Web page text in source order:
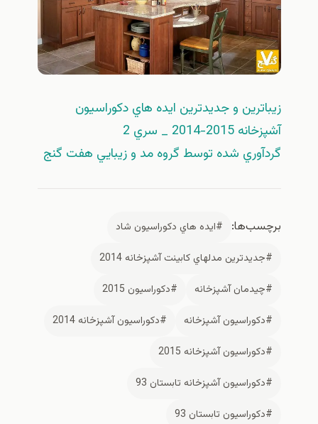
زيباترين و جديدترين ايده هاي دكوراسيون
آشپزخانه 2015-2014 _ سري 2
گردآوري شده توسط گروه مد و زيبايي هفت گنج
برچسب‌ها:
#ايده هاي دكوراسيون شاد
#جديدترين مدلهاي كابينت آشپزخانه 2014
#چيدمان آشپزخانه
#دكوراسيون 2015
#دكوراسيون آشپزخانه
#دكوراسيون آشپزخانه 2014
#دكوراسيون آشپزخانه 2015
#دكوراسيون آشپزخانه تابستان 93
#دكوراسيون تابستان 93